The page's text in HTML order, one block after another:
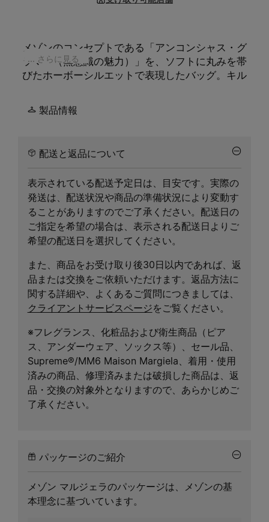
メゾンのコンセプトである「アンコンシャス・グ
ラマー（無意識の魅力）」を、ソフトに丸みを帯
びたホーボーシルエットで表現したバッグ。キル
りの構造は、。メゾンのアイコン「グラム スラ
ム」ファミリーのアイテムで、フランス・マルセ
しています。手持ちでも肩掛けでも、リラックス
しつつも洗練されたフォルムを楽しめます。フロ
ントには、メゾンの「匿名性」を象徴する4本の白
いステッチが施されています。
... さらに見る
製品情報
配送と返品について
表示されている配送予定日は、目安です。実際の
発送は、配送状況や商品の準備状況により変動す
ることがありますのでご了承ください。配送日の
ご指定を希望の場合は、表示される配送日よりご
希望の配送日を選択してください。
また、商品をお受け取り後30日以内であれば、返
品または交換をご依頼いただけます。返品方法に
関する詳細や、よくあるご質問につきましては、
クライアントサービスページをご覧ください。
※フレグランス、化粧品および衛生商品（ピア
ス、アンダーウェア、ソックス等）、セール品、
Supreme®/MM6 Maison Margiela、着用・使用
済みの商品、修理済みまたは破損した商品は、返
品・交換の対象外となりますので、あらかじめご
了承ください。
パッケージのご紹介
メゾン マルジェラのパッケージは、メゾンの基
本理念に基づいています。